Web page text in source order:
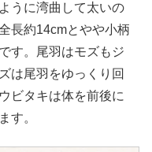
うに湾曲して太いの
長約14cmとやや小柄
す。尾羽はモズもジ
は尾羽をゆっくり回
ビタキは体を前後に
す。